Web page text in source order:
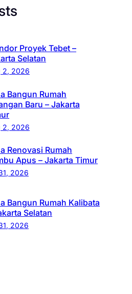
Proyek Tebet –
Selatan
2, 2026
Bangun Rumah
Baru – Jakarta
2, 2026
Renovasi Rumah
Apus – Jakarta Timur
2026
Bangun Rumah Kalibata
Selatan
2026